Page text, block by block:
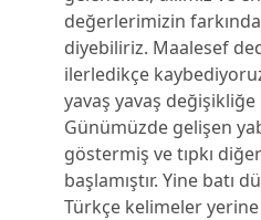
değerlerimizin
diyebiliriz. Maalesef
ilerledikçe
yavaş yavaş
Günümüzde gelişen
göstermiş ve tıpkı
başlamıştır. Yine batı
Türkçe kelimeler